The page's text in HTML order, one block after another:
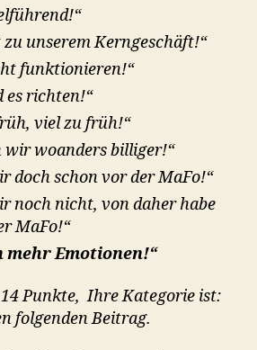
zu unserem Kerngeschäft!“
funktionieren!“
richten!“
viel zu früh!“
wir woanders billiger!“
doch schon vor der MaFo!“
noch nicht, von daher habe
MaFo!“
mehr Emotionen!“
Punkte, Ihre Kategorie ist:
folgenden Beitrag.